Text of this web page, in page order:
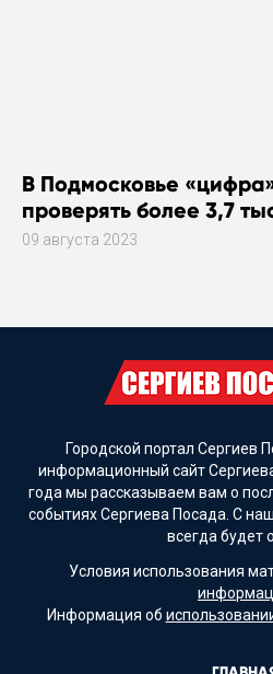
В Подмосковье
проверять более 3,7
09 августа 2023
Городской портал Сергиев
информационный сайт
года мы рассказываем вам о
событиях Сергиева Посада. С
всегда будет
Условия использования
Информация об